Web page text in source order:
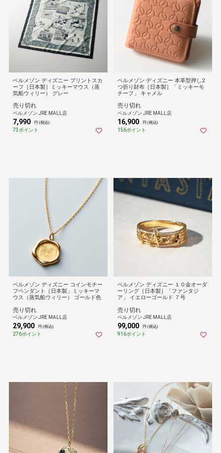
ベルメゾン ディズニー プリントスカ
ーフ［日本製］ミッキーマウス（蒸
気船ウィリー） グレー
売り切れ
ベルメゾン JRE MALL店
7,990 円 (税込)
73ポイント
ベルメゾン ディズニー 本革型押し2
つ折り財布［日本製］「ミッキーモ
チーフ」 キャメル
売り切れ
ベルメゾン JRE MALL店
16,900 円 (税込)
156ポイント
ベルメゾン ディズニー コインモチー
フペンダント［日本製」ミッキーマ
ウス（蒸気船ウィリー） ゴールド色
売り切れ
ベルメゾン JRE MALL店
29,900 円 (税込)
276ポイント
ベルメゾン ディズニー １０金オーダ
ーリング［日本製］「ファンタジ
ア」 イエローゴールド ７号
売り切れ
ベルメゾン JRE MALL店
99,000 円 (税込)
916ポイント